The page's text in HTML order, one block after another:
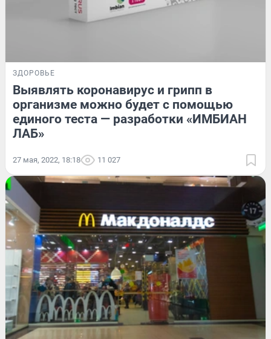
ЗДОРОВЬЕ
Выявлять коронавирус и грипп в
организме можно будет с помощью
единого теста — разработки «ИМБИАН
ЛАБ»
27 мая, 2022, 18:18 11 027